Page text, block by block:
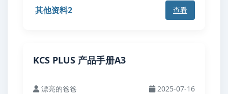
其他资料2 查看
KCS PLUS 产品手册A3
漂亮的爸爸 2025-07-16